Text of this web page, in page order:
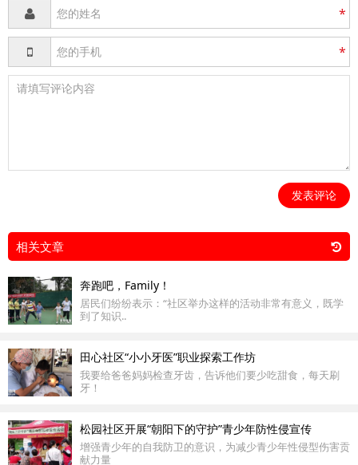
*
*
发表评论
相关文章
奔跑吧，Family！
居民们纷纷表示：“社区举办这样的活动非常有意义，既学
到了知识..
田心社区“小小牙医”职业探索工作坊
我要给爸爸妈妈检查牙齿，告诉他们要少吃甜食，每天刷
牙！
松园社区开展“朝阳下的守护”青少年防性侵宣传
增强青少年的自我防卫的意识，为减少青少年性侵型伤害贡
献力量